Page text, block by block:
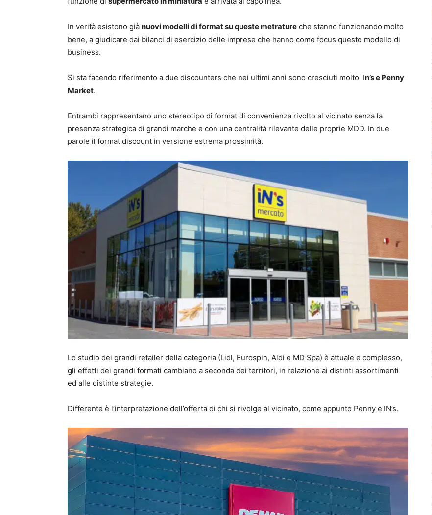
In verità esistono già nuovi modelli di format su queste metrature che stanno funzionando molto
bene, a giudicare dai bilanci di esercizio delle imprese che hanno come focus questo modello di
business.
Si sta facendo riferimento a due discounters che nei ultimi anni sono cresciuti molto: In’s e Penny
Market.
Entrambi rappresentano uno stereotipo di format di convenienza rivolto al vicinato senza la
presenza strategica di grandi marche e con una centralità rilevante delle proprie MDD. In due
parole il format discount in versione estrema prossimità.
.
Lo studio dei grandi retailer della categoria (Lidl, Eurospin, Aldi e MD Spa) è attuale e complesso,
gli effetti dei grandi formati cambiano a seconda dei territori, in relazione ai distinti assortimenti
ed alle distinte strategie.
Differente è l’interpretazione dell’offerta di chi si rivolge al vicinato, come appunto Penny e IN’s.
.